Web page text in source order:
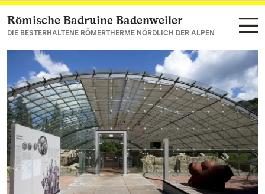
Zum Hauptinhalt springen
Römische Badruine Badenweiler
DIE BESTERHALTENE RÖMERTHERME NÖRDLICH DER ALPEN